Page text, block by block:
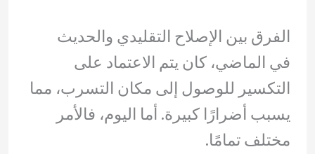
الفرق بين الإصلاح التقليدي والحديث
في الماضي، كان يتم الاعتماد على
التكسير للوصول إلى مكان التسرب، مما
يسبب أضرارًا كبيرة. أما اليوم، فالأمر
مختلف تمامًا.